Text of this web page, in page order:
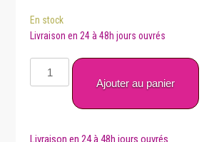
En stock
quantité
de
Salt
Ajouter au panier